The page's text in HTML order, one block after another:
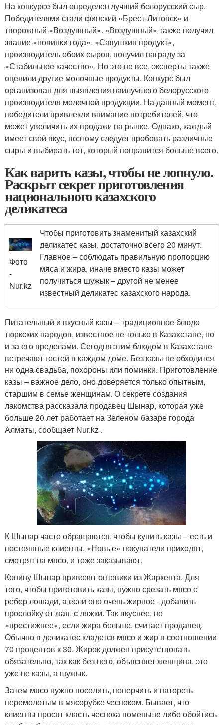
На конкурсе был определен лучший белорусский сыр.
Победителями стали финский «Брест-Литовск» и
творожный «Воздушный». «Воздушный» также получил
звание «новинки года». «Савушкин продукт»,
производитель обоих сыров, получил награду за
«Стабильное качество». Но это не все, эксперты также
оценили другие молочные продукты. Конкурс был
организован для выявления наилучшего белорусского
производителя молочной продукции. На данный момент,
победители привлекли внимание потребителей, что
может увеличить их продажи на рынке. Однако, каждый
имеет свой вкус, поэтому следует пробовать различные
сыры и выбирать тот, который понравится больше всего.
Как варить казы, чтобы не лопнуло.
Раскрыт секрет приготовления
национального казахского
деликатеса
Фото
-
Nur.kz
Чтобы приготовить знаменитый казахский
деликатес казы, достаточно всего 20 минут.
Главное – соблюдать правильную пропорцию
мяса и жира, иначе вместо казы может
получиться шужык – другой не менее
известный деликатес казахского народа.
Питательный и вкусный казы – традиционное блюдо
тюркских народов, известное не только в Казахстане, но
и за его пределами. Сегодня этим блюдом в Казахстане
встречают гостей в каждом доме. Без казы не обходится
ни одна свадьба, похороны или поминки. Приготовление
казы – важное дело, оно доверяется только опытным,
старшим в семье женщинам. О секрете создания
лакомства рассказала продавец Шынар, которая уже
больше 20 лет работает на Зеленом базаре города
Алматы, сообщает Nur.kz .
К Шынар часто обращаются, чтобы купить казы – есть и
постоянные клиенты. «Новые» покупатели приходят,
смотрят на мясо, и тоже заказывают.
Конину Шынар привозят оптовики из Жаркента. Для
того, чтобы приготовить казы, нужно срезать мясо с
ребер лошади, а если оно очень жирное - добавить
прослойку от жая, с ляжки. Так вкуснее, но
«престижнее», если жира больше, считает продавец.
Обычно в деликатес кладется мясо и жир в соотношении
70 процентов к 30. Жирок должен присутствовать
обязательно, так как без него, объясняет женщина, это
уже не казы, а шужык.
Затем мясо нужно посолить, поперчить и натереть
перемолотым в мясорубке чесноком. Бывает, что
клиенты просят класть чеснока поменьше либо обойтись